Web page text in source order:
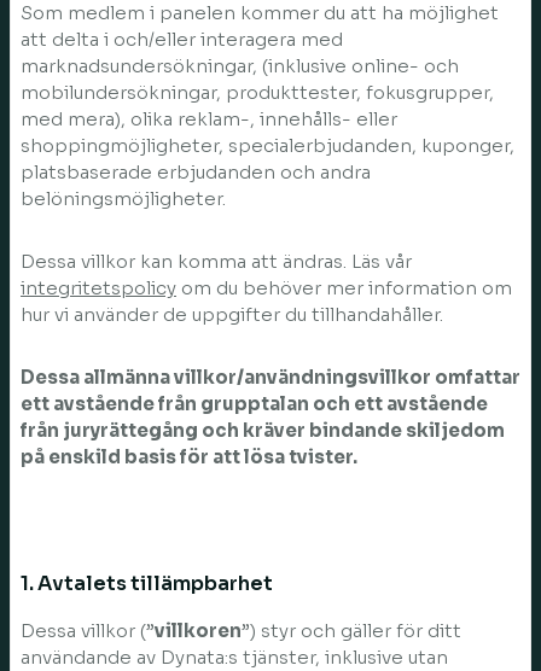
Som medlem i panelen kommer du att ha möjlighet
att delta i och/eller interagera med
marknadsundersökningar, (inklusive online- och
mobilundersökningar, produkttester, fokusgrupper,
med mera), olika reklam-, innehålls- eller
shoppingmöjligheter, specialerbjudanden, kuponger,
platsbaserade erbjudanden och andra
belöningsmöjligheter.
Dessa villkor kan komma att ändras. Läs vår
integritetspolicy om du behöver mer information om
hur vi använder de uppgifter du tillhandahåller.
Dessa allmänna villkor/användningsvillkor omfattar
ett avstående från grupptalan och ett avstående
från juryrättegång och kräver bindande skiljedom
på enskild basis för att lösa tvister.
1. Avtalets tillämpbarhet
Dessa villkor (”villkoren”) styr och gäller för ditt
användande av Dynata:s tjänster, inklusive utan